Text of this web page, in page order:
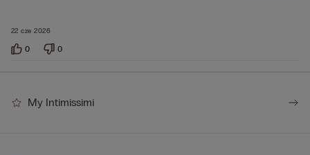
22 cze 2026
0 0
My Intimissimi